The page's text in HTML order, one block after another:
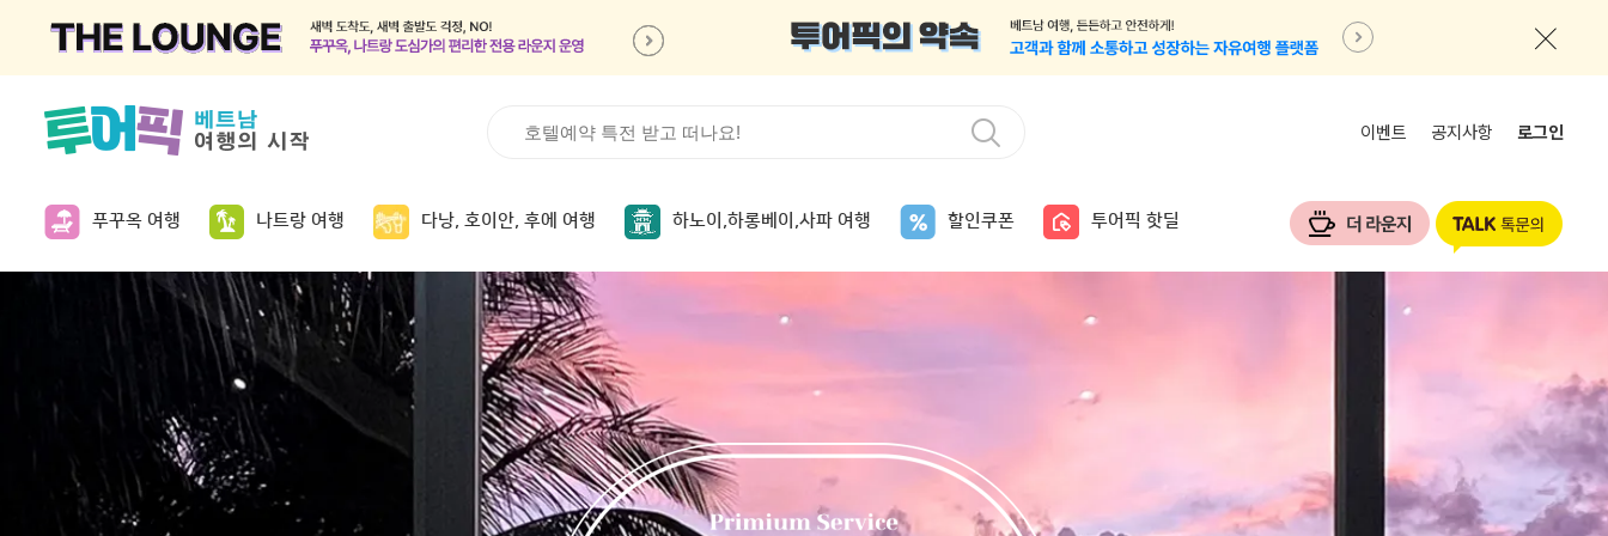
이벤트 공지사항 로그인
푸꾸옥 여행 나트랑 여행 다낭, 호이안, 후에 여행 하노이,하롱베이,사파 여행 할인쿠폰 투어픽 핫딜